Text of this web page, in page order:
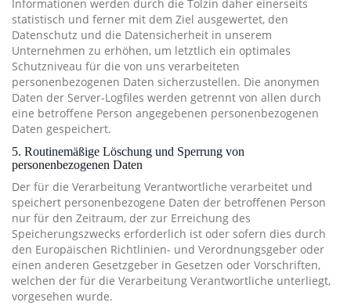
Informationen werden durch die Tolzin daher einerseits
statistisch und ferner mit dem Ziel ausgewertet, den
Datenschutz und die Datensicherheit in unserem
Unternehmen zu erhöhen, um letztlich ein optimales
Schutzniveau für die von uns verarbeiteten
personenbezogenen Daten sicherzustellen. Die anonymen
Daten der Server-Logfiles werden getrennt von allen durch
eine betroffene Person angegebenen personenbezogenen
Daten gespeichert.
5. Routinemäßige Löschung und Sperrung von
personenbezogenen Daten
Der für die Verarbeitung Verantwortliche verarbeitet und
speichert personenbezogene Daten der betroffenen Person
nur für den Zeitraum, der zur Erreichung des
Speicherungszwecks erforderlich ist oder sofern dies durch
den Europäischen Richtlinien- und Verordnungsgeber oder
einen anderen Gesetzgeber in Gesetzen oder Vorschriften,
welchen der für die Verarbeitung Verantwortliche unterliegt,
vorgesehen wurde.